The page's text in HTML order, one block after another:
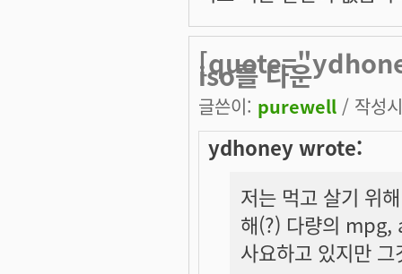
iso를 다운
글쓴이: purewell / 작성
ydhoney wrote:
저는 먹고 살기 위
해(?) 다량의 mpg,
사요하고 있지만